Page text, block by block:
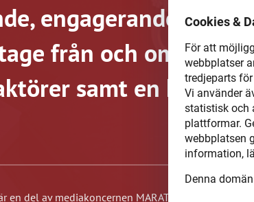
engagerande och
från och om det
samt en hel del
en del av mediakoncernen MARATON GROUP AB
Cookies &
För att
webbplatser
tredjeparts
Vi använder
statistisk och
plattformar.
webbplatsen
information,
Denna